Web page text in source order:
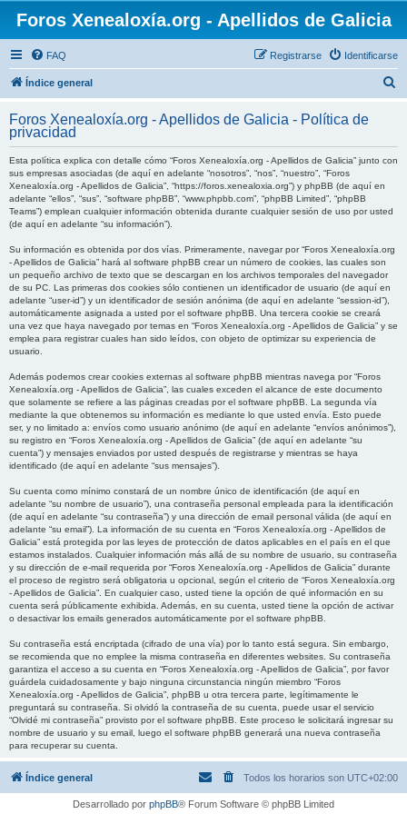
Foros Xenealoxía.org - Apellidos de Galicia
FAQ Identificarse
Registrarse
Índice general
c
Foros Xenealoxía.org - Apellidos de Galicia - Política de
privacidad
Esta política explica con detalle cómo “Foros Xenealoxía.org - Apellidos de Galicia” junto con
sus empresas asociadas (de aquí en adelante “nosotros”, “nos”, “nuestro”, “Foros
Xenealoxía.org - Apellidos de Galicia”, “https://foros.xenealoxia.org”) y phpBB (de aquí en
adelante “ellos”, “sus”, “software phpBB”, “www.phpbb.com”, “phpBB Limited”, “phpBB
Teams”) emplean cualquier información obtenida durante cualquier sesión de uso por usted
(de aquí en adelante “su información”).
Su información es obtenida por dos vías. Primeramente, navegar por “Foros Xenealoxía.org
- Apellidos de Galicia” hará al software phpBB crear un número de cookies, las cuales son
un pequeño archivo de texto que se descargan en los archivos temporales del navegador
de su PC. Las primeras dos cookies sólo contienen un identificador de usuario (de aquí en
adelante “user-id”) y un identificador de sesión anónima (de aquí en adelante “session-id”),
automáticamente asignada a usted por el software phpBB. Una tercera cookie se creará
una vez que haya navegado por temas en “Foros Xenealoxía.org - Apellidos de Galicia” y se
emplea para registrar cuales han sido leídos, con objeto de optimizar su experiencia de
usuario.
Además podemos crear cookies externas al software phpBB mientras navega por “Foros
Xenealoxía.org - Apellidos de Galicia”, las cuales exceden el alcance de este documento
que solamente se refiere a las páginas creadas por el software phpBB. La segunda vía
mediante la que obtenemos su información es mediante lo que usted envía. Esto puede
ser, y no limitado a: envíos como usuario anónimo (de aquí en adelante “envíos anónimos”),
su registro en “Foros Xenealoxía.org - Apellidos de Galicia” (de aquí en adelante “su
cuenta”) y mensajes enviados por usted después de registrarse y mientras se haya
identificado (de aquí en adelante “sus mensajes”).
Su cuenta como mínimo constará de un nombre único de identificación (de aquí en
adelante “su nombre de usuario”), una contraseña personal empleada para la identificación
(de aquí en adelante “su contraseña”) y una dirección de email personal válida (de aquí en
adelante “su email”). La información de su cuenta en “Foros Xenealoxía.org - Apellidos de
Galicia” está protegida por las leyes de protección de datos aplicables en el país en el que
estamos instalados. Cualquier información más allá de su nombre de usuario, su contraseña
y su dirección de e-mail requerida por “Foros Xenealoxía.org - Apellidos de Galicia” durante
el proceso de registro será obligatoria u opcional, según el criterio de “Foros Xenealoxía.org
- Apellidos de Galicia”. En cualquier caso, usted tiene la opción de qué información en su
cuenta será públicamente exhibida. Además, en su cuenta, usted tiene la opción de activar
o desactivar los emails generados automáticamente por el software phpBB.
Su contraseña está encriptada (cifrado de una vía) por lo tanto está segura. Sin embargo,
se recomienda que no emplee la misma contraseña en diferentes websites. Su contraseña
garantiza el acceso a su cuenta en “Foros Xenealoxía.org - Apellidos de Galicia”, por favor
guárdela cuidadosamente y bajo ninguna circunstancia ningún miembro “Foros
Xenealoxía.org - Apellidos de Galicia”, phpBB u otra tercera parte, legítimamente le
preguntará su contraseña. Si olvidó la contraseña de su cuenta, puede usar el servicio
“Olvidé mi contraseña” provisto por el software phpBB. Este proceso le solicitará ingresar su
nombre de usuario y su email, luego el software phpBB generará una nueva contraseña
para recuperar su cuenta.
Índice general Todos los horarios son UTC+02:00
Desarrollado por phpBB® Forum Software © phpBB Limited